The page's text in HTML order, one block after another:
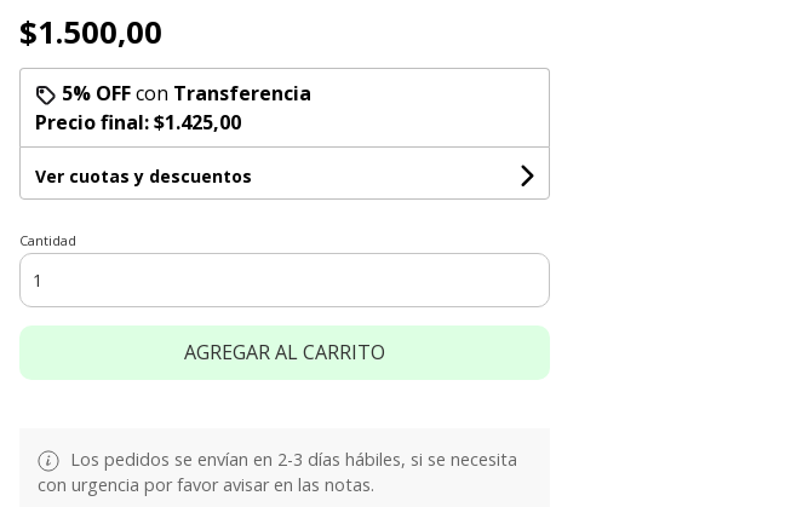
$1.500,00
5% OFFcon Transferencia
Precio final:$1.425,00
Ver cuotas y descuentos
Cantidad
AGREGAR AL CARRITO
Los pedidos se envían en 2-3 días hábiles, si se necesita
con urgencia por favor avisar en las notas.